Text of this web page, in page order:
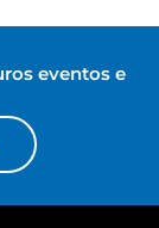
eventos e